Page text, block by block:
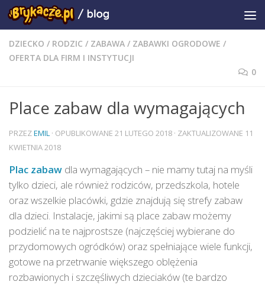
DZIECKO / RODZIC / ZABAWA / ZABAWKI OGRODOWE /
OFERTA DLA FIRM I INSTYTUCJI
0
Place zabaw dla wymagających
PRZEZEMIL · OPUBLIKOWANE 21 LUTEGO 2018 · ZAKTUALIZOWANE 11
KWIETNIA 2018
Plac zabaw dla wymagających – nie mamy tutaj na myśli
tylko dzieci, ale również rodziców, przedszkola, hotele
oraz wszelkie placówki, gdzie znajdują się strefy zabaw
dla dzieci. Instalacje, jakimi są place zabaw możemy
podzielić na te najprostsze (najczęściej wybierane do
przydomowych ogródków) oraz spełniające wiele funkcji,
gotowe na przetrwanie większego oblężenia
rozbawionych i szczęśliwych dzieciaków (te bardzo